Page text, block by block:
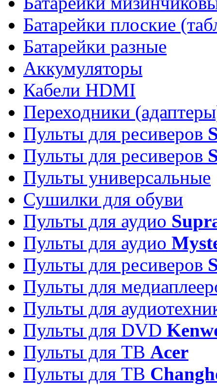
Батарейки плоские
Батарейки разные
Аккумуляторы
Кабели HDMI
Переходники
Пульты для ресиверов
Пульты для ресиверов
Пульты универсальные
Сушилки для обуви
Пульты для аудио
Пульты для аудио
Пульты для ресиверов
Пульты для
Пульты для
Пульты для DVD
Пульты для ТВ Acer
Пульты для ТВ